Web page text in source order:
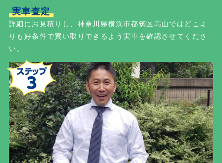
実車査定
詳細にお見積りし、神奈川県横浜市都筑区高山ではどこよ
りも好条件で買い取りできるよう実車を確認させてくださ
い。